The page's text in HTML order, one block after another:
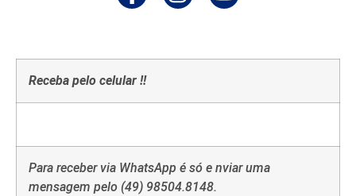
Receba pelo celular !!
Para receber via WhatsApp é só e nviar uma
mensagem pelo (49) 98504.8148.